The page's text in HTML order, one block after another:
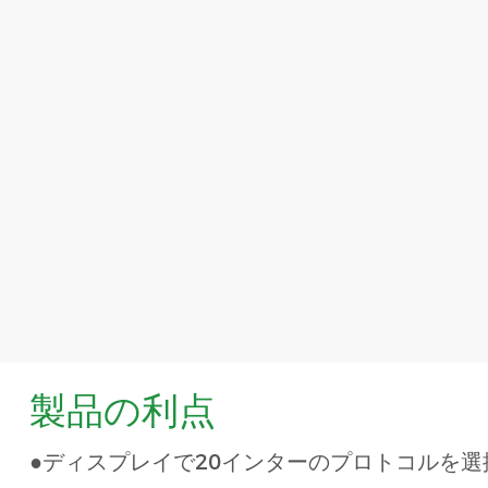
製品の利点
●ディスプレイで20インターのプロトコルを